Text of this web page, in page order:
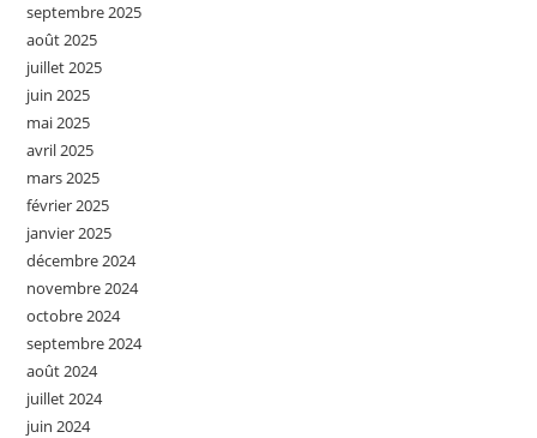
septembre 2025
août 2025
juillet 2025
juin 2025
mai 2025
avril 2025
mars 2025
février 2025
janvier 2025
décembre 2024
novembre 2024
octobre 2024
septembre 2024
août 2024
juillet 2024
juin 2024